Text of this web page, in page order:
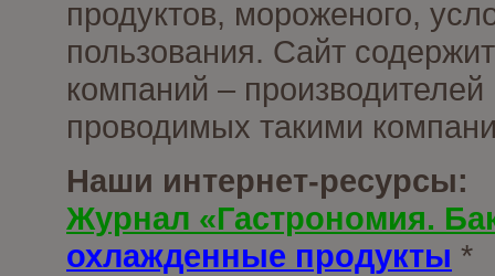
продуктов, мороженого,
пользования. Сайт
компаний –
проводимых такими
Наши интернет-ресурсы:
Журнал «Гастрономия.
охлажденные продукты *